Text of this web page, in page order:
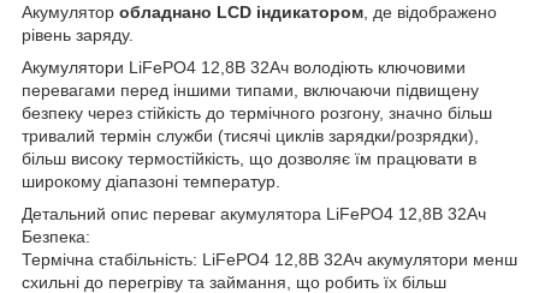
Акумулятор обладнано LCD індикатором , де відображено
рівень заряду.
Акумулятори LiFePO4 12,8В 32Ач володіють ключовими
перевагами перед іншими типами, включаючи підвищену
безпеку через стійкість до термічного розгону, значно більш
тривалий термін служби (тисячі циклів зарядки/розрядки),
більш високу термостійкість, що дозволяє їм працювати в
широкому діапазоні температур.
Детальний опис переваг акумулятора LiFePO4 12,8В 32Ач
Безпека:
Термічна стабільність: LiFePO4 12,8В 32Ач акумулятори менш
схильні до перегріву та займання, що робить їх більш